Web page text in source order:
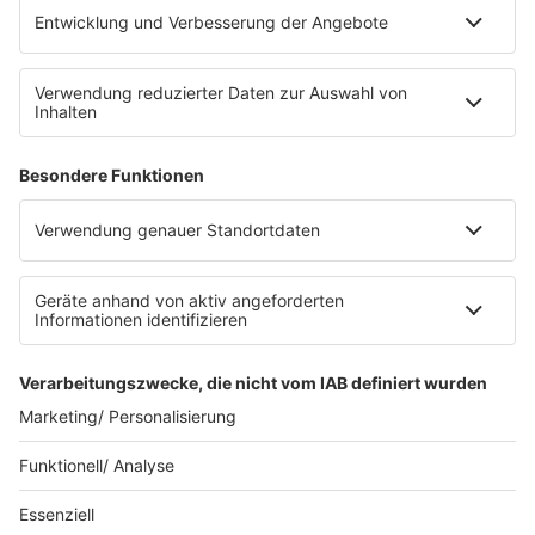
E-Bikes über eine Photovoltaikanlage auf dem …
Impressum
Datenschutzerklärung
Datenschutzeinstellungen
Radioplayer